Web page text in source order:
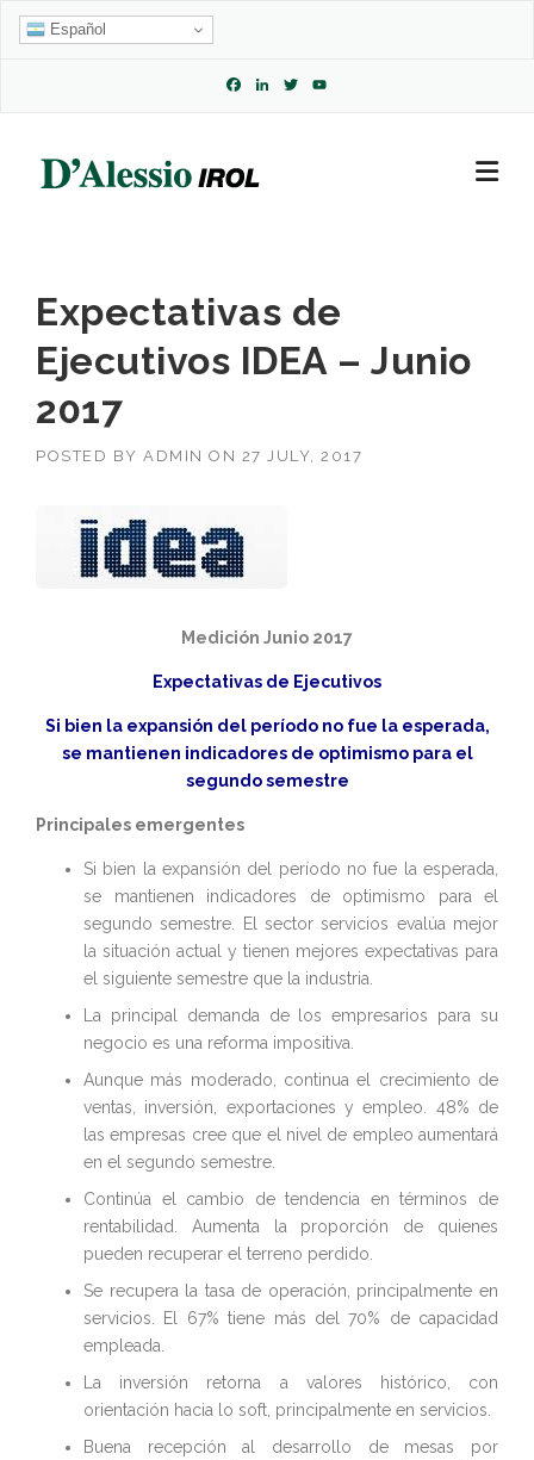
Skip
Español
Facebook
LinkedIn
Twitter
Expectativas de
Ejecutivos IDEA – Junio
2017
POSTED BY ADMIN ON 27 JULY, 2017
Medición Junio 2017
Expectativas de Ejecutivos
Si bien la expansión del período no fue la esperada,
se mantienen indicadores de optimismo para el
segundo semestre
Principales emergentes
Si bien la expansión del período no fue la esperada,
se mantienen indicadores de optimismo para el
segundo semestre. El sector servicios evalúa mejor
la situación actual y tienen mejores expectativas para
el siguiente semestre que la industria.
La principal demanda de los empresarios para su
negocio es una reforma impositiva.
Aunque más moderado, continua el crecimiento de
ventas, inversión, exportaciones y empleo. 48% de
las empresas cree que el nivel de empleo aumentará
en el segundo semestre.
Continúa el cambio de tendencia en términos de
rentabilidad. Aumenta la proporción de quienes
pueden recuperar el terreno perdido.
Se recupera la tasa de operación, principalmente en
servicios. El 67% tiene más del 70% de capacidad
empleada.
La inversión retorna a valores histórico, con
orientación hacia lo soft, principalmente en servicios.
Buena recepción al desarrollo de mesas por